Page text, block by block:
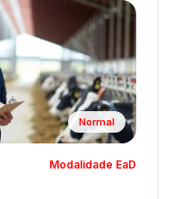
Normal
Modalidade EaD